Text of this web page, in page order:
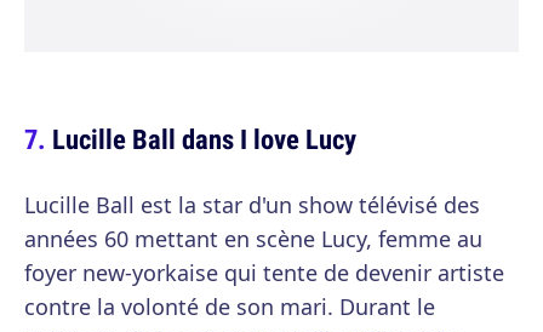
Lucille Ball dans I love Lucy
Lucille Ball est la star d'un show télévisé des
années 60 mettant en scène Lucy, femme au
foyer new-yorkaise qui tente de devenir artiste
contre la volonté de son mari. Durant le